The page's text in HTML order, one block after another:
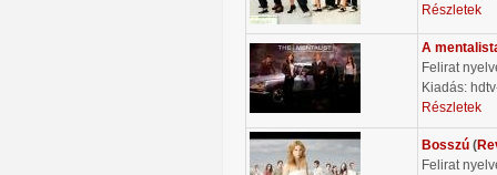
Részletek
A
Felirat
Kiadás:
Részletek
Bosszú (
Felirat